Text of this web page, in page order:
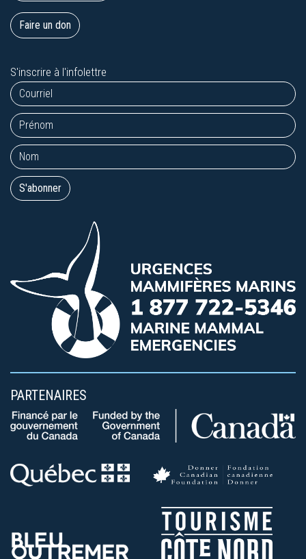
Faire un don
S'inscrire à l'infolettre
PARTENAIRES